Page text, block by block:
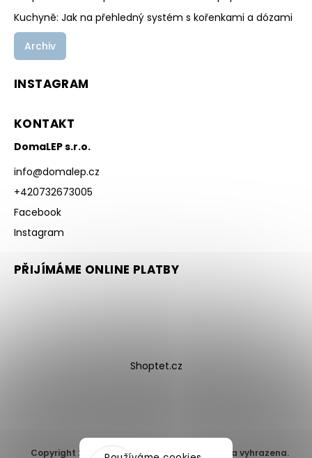
Kuchyně: Jak na přehledný systém s kořenkami a dózami
Archiv
INSTAGRAM
KONTAKT
DomaLEP s.r.o.
info@domalep.cz
+420732673005
Facebook
Instagram
PŘIJÍMÁME ONLINE PLATBY
Shoptet.cz
Copyright 2026 DomaLEP s.r.o. . Všechna práva vyhrazena.